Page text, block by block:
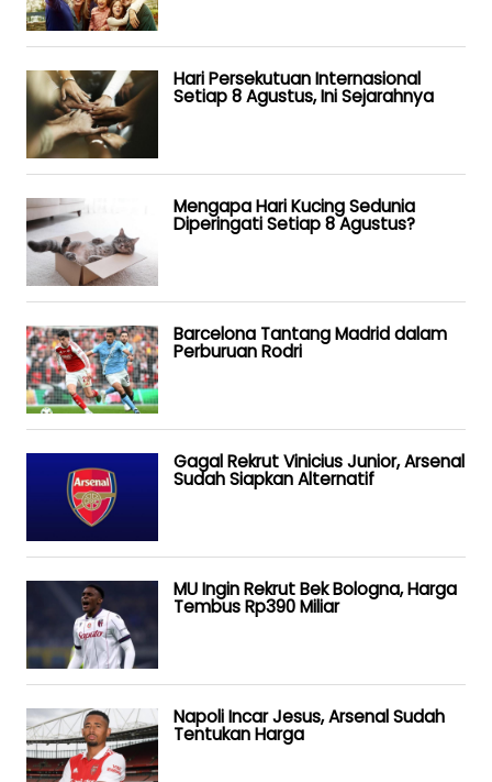
Hari Persekutuan Internasional
Setiap 8 Agustus, Ini Sejarahnya
Mengapa Hari Kucing Sedunia
Diperingati Setiap 8 Agustus?
Barcelona Tantang Madrid dalam
Perburuan Rodri
Gagal Rekrut Vinicius Junior, Arsenal
Sudah Siapkan Alternatif
MU Ingin Rekrut Bek Bologna, Harga
Tembus Rp390 Miliar
Napoli Incar Jesus, Arsenal Sudah
Tentukan Harga